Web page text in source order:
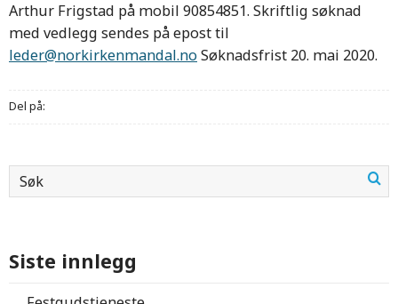
Arthur Frigstad på mobil 90854851. Skriftlig søknad
med vedlegg sendes på epost til
leder@norkirkenmandal.noSøknadsfrist 20. mai 2020.
Del på:
Siste innlegg